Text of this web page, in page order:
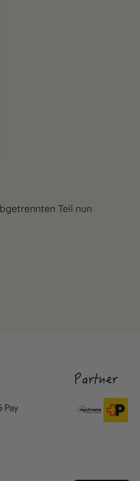
Teil nun
Partner